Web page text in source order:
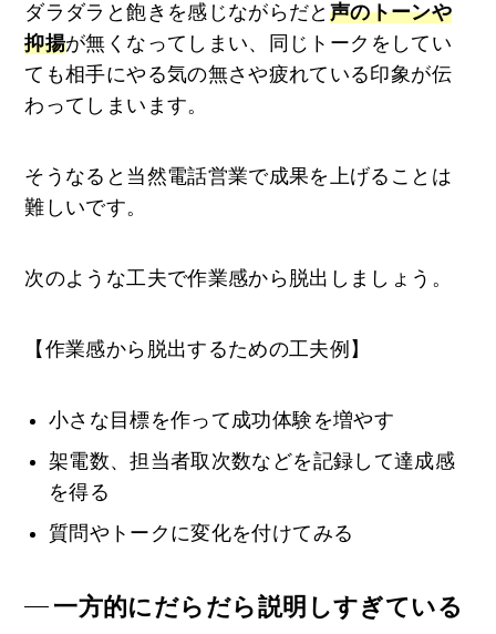
ダラダラと飽きを感じながらだと 声のトーンや
抑揚が無くなってしまい、同じトークをしてい
ても相手にやる気の無さや疲れている印象が伝
わってしまいます。
そうなると当然電話営業で成果を上げることは
難しいです。
次のような工夫で作業感から脱出しましょう。
【作業感から脱出するための工夫例】
小さな目標を作って成功体験を増やす
架電数、担当者取次数などを記録して達成感
を得る
質問やトークに変化を付けてみる
一方的にだらだら説明しすぎている